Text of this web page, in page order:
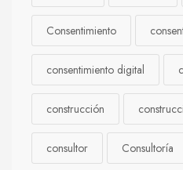
Consentimiento
consentimiento digital
construcción
consultor Consultoría